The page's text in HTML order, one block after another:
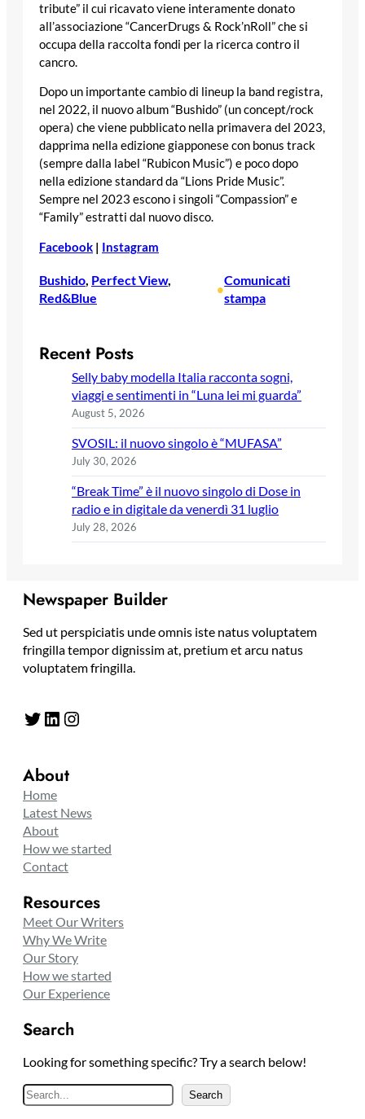
tribute” il cui ricavato viene interamente donato
all’associazione “CancerDrugs & Rock’nRoll” che si
occupa della raccolta fondi per la ricerca contro il
cancro.
Dopo un importante cambio di lineup la band registra,
nel 2022, il nuovo album “Bushido” (un concept/rock
opera) che viene pubblicato nella primavera del 2023,
dapprima nella edizione giapponese con bonus track
(sempre dalla label “Rubicon Music”) e poco dopo
nella edizione standard da “Lions Pride Music”.
Sempre nel 2023 escono i singoli “Compassion” e
“Family” estratti dal nuovo disco.
Facebook | Instagram
Bushido, Perfect View
Red&Blue
•
Comunicati
stampa
Recent Posts
Selly baby modella Italia racconta sogni,
viaggi e sentimenti in “Luna lei mi guarda”
August 5, 2026
SVOSIL: il nuovo singolo è “MUFASA”
July 30, 2026
“Break Time” è il nuovo singolo di Dose in
radio e in digitale da venerdì 31 luglio
July 28, 2026
Newspaper Builder
Sed ut perspiciatis unde omnis iste natus voluptatem
fringilla tempor dignissim at, pretium et arcu natus
voluptatem fringilla.
Twitter LinkedIn Instagram
About
Home
Latest News
About
How we started
Contact
Resources
Meet Our Writers
Why We Write
Our Story
How we started
Our Experience
Search
Looking for something specific? Try a search below!
e
Search